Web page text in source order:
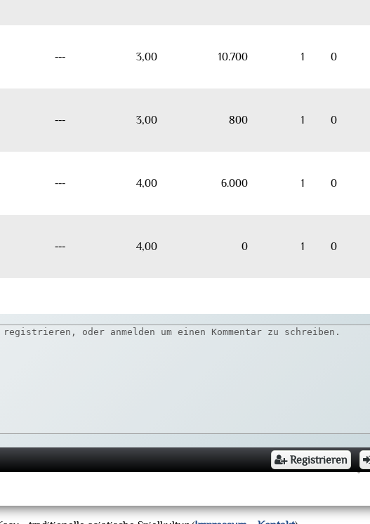
--- 3,00 10.700 1 0
--- 3,00 800 1 0
--- 4,00 6.000 1 0
--- 4,00 0 1 0
Registrieren